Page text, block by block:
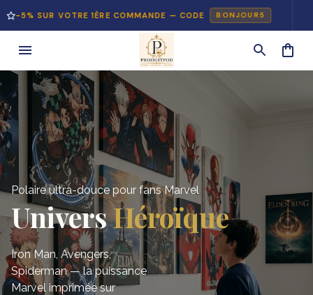
VOTRE 1ÈRE COMMANDE — CODE BONJOUR5
Polaire ultra-douce pour fans Marvel
Univers Héroïque
Iron Man, Avengers,
Spiderman — la puissance
Marvel imprimée sur